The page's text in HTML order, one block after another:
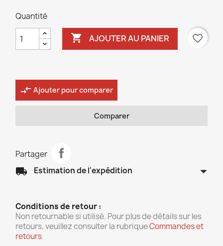
Quantité
 AJOUTER AU PANIER favorite_border
compare_arrows Ajouter pour comparer
Comparer
Partager
local_shipping Estimation de l'expédition arrow_drop_down
Conditions de retour :
Non retournable si utilisé. Pour plus de détails sur les
retours, veuillez consulter la rubriqueCommandes et
retours.